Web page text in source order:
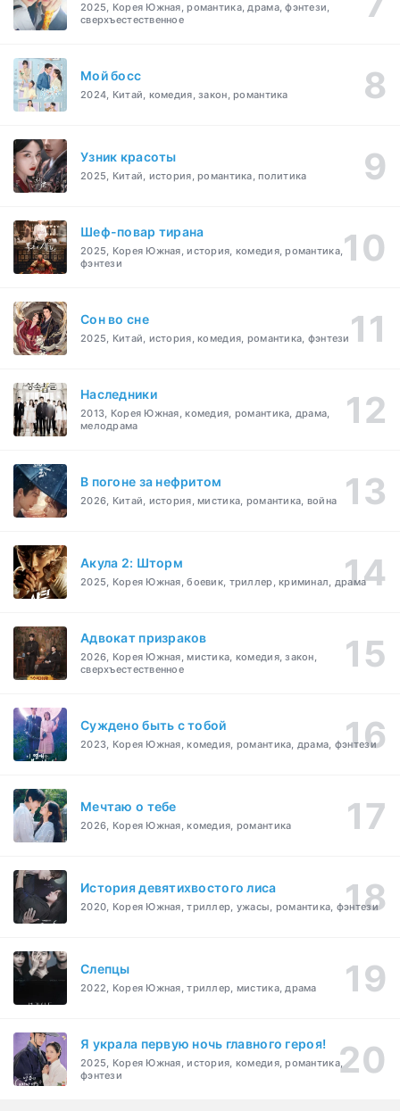
2025, Корея Южная, романтика, драма, фэнтези,
сверхъестественное
Мой босс
2024, Китай, комедия, закон, романтика
Узник красоты
2025, Китай, история, романтика, политика
Шеф-повар тирана
2025, Корея Южная, история, комедия, романтика,
фэнтези
Cон во сне
2025, Китай, история, комедия, романтика, фэнтези
Наследники
2013, Корея Южная, комедия, романтика, драма,
мелодрама
В погоне за нефритом
2026, Китай, история, мистика, романтика, война
Акула 2: Шторм
2025, Корея Южная, боевик, триллер, криминал, драма
Адвокат призраков
2026, Корея Южная, мистика, комедия, закон,
сверхъестественное
Суждено быть с тобой
2023, Корея Южная, комедия, романтика, драма, фэнтези
Мечтаю о тебе
2026, Корея Южная, комедия, романтика
История девятихвостого лиса
2020, Корея Южная, триллер, ужасы, романтика, фэнтези
Слепцы
2022, Корея Южная, триллер, мистика, драма
Я украла первую ночь главного героя!
2025, Корея Южная, история, комедия, романтика,
фэнтези